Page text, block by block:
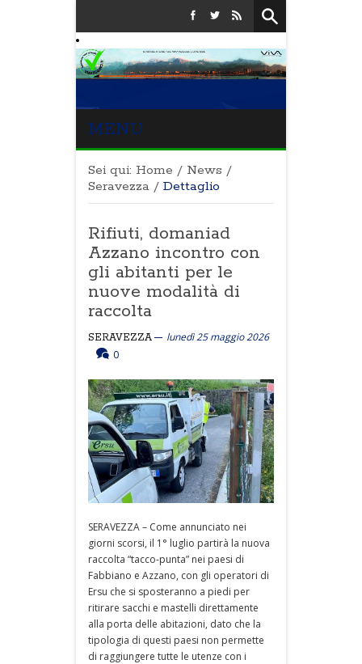
MENU
Sei qui: Home / News /
Seravezza / Dettaglio
Rifiuti, domaniad
Azzano incontro con
gli abitanti per le
nuove modalità di
raccolta
SERAVEZZA
lunedì 25 maggio 2026
0
SERAVEZZA – Come annunciato nei
giorni scorsi, il 1° luglio partirà la nuova
raccolta “tacco-punta” nei paesi di
Fabbiano e Azzano, con gli operatori di
Ersu che si sposteranno a piedi per
ritirare sacchi e mastelli direttamente
alla porta delle abitazioni, dato che la
tipologia di questi paesi non permette
di raggiungere tutte le utenze con i